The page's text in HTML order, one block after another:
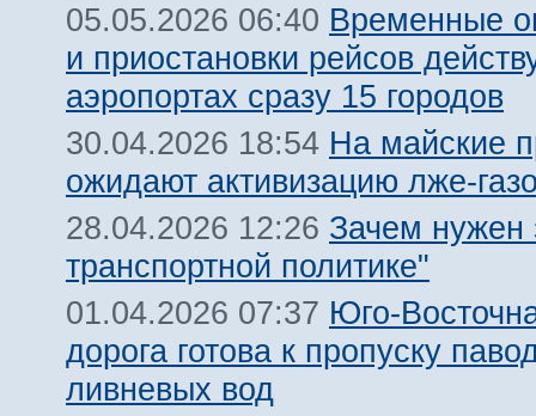
05.05.2026 06:40 Временные
и приостановки рейсов
аэропортах сразу 15 городов
30.04.2026 18:54 На майские
ожидают активизацию лже-
28.04.2026 12:26 Зачем нужен
транспортной политике"
01.04.2026 07:37 Юго-
дорога готова к пропуску
ливневых вод